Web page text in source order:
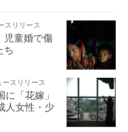
スリリース
児童婚で傷
ち
ースリリース
「花嫁」
人女性・少